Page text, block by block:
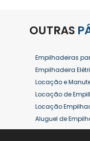
OUTRAS
Empilhadeiras
Empilhadeira
Locação e
Locação de
Locação
Aluguel de
Aluguel de